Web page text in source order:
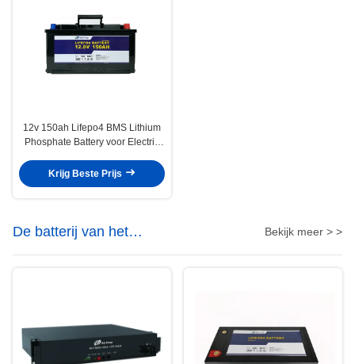
12v 150ah Lifepo4 BMS Lithium
Phosphate Battery voor Electric
Krijg Beste Prijs
De batterij van het
telecommunicatielithium
Bekijk meer > >